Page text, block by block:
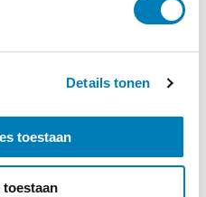
Details tonen
toestaan
toestaan